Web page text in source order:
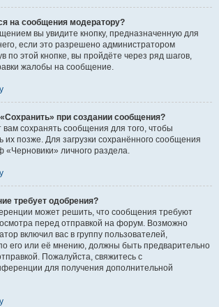
на сообщения модератору?
вы увидите кнопку, предназначенную для
если это разрешено администратором
по этой кнопке, вы пройдёте через ряд шагов,
жалобы на сообщение.
при создании сообщения?
вам сохранять сообщения для того, чтобы
их позже. Для загрузки сохранённого сообщения
«Черновики» личного раздела.
требует одобрения?
может решить, что сообщения требуют
перед отправкой на форум. Возможно
включил вас в группу пользователей,
его или её мнению, должны быть предварительно
Пожалуйста, свяжитесь с
для получения дополнительной